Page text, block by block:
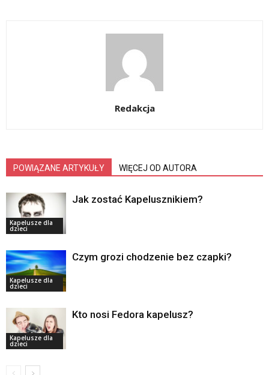
Redakcja
POWIĄZANE ARTYKUŁY WIĘCEJ OD AUTORA
Kapelusze dla
dzieci
Jak zostać Kapelusznikiem?
Kapelusze dla
dzieci
Czym grozi chodzenie bez czapki?
Kapelusze dla
dzieci
Kto nosi Fedora kapelusz?